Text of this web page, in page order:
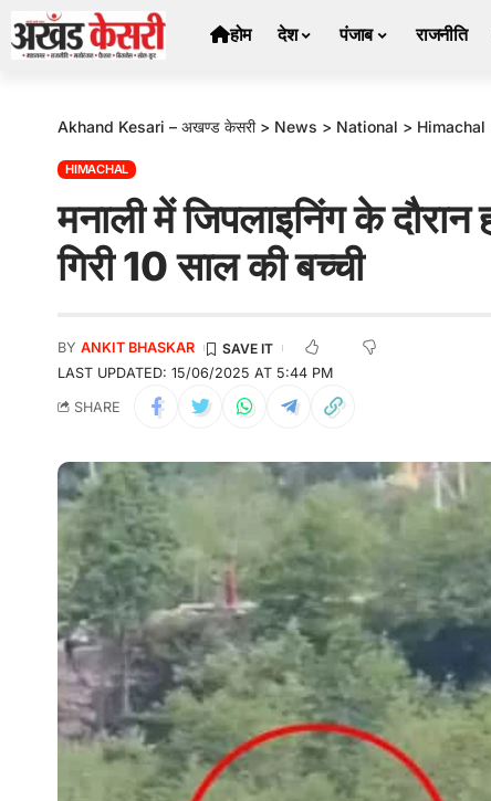
होम देश पंजाब राजनीति
Akhand Kesari – अखण्ड केसरी> News > National > Himachal
HIMACHAL
मनाली में जिपलाइनिंग के
गिरी 10 साल की बच्ची
LAST UPDATED: 15/06/2025 AT 5:44 PM
BY ANKIT BHASKAR
SHARE